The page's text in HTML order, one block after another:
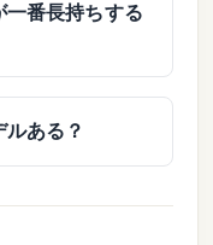
一番長持ちする
ある？